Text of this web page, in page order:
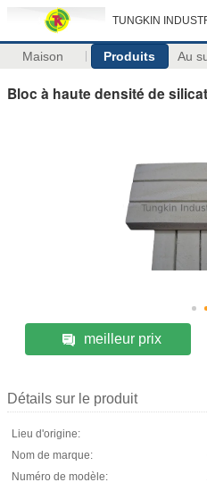
TUNGKIN
Maison Produits Au
Bloc à haute densité de
meilleur prix
Détails sur le produit
Lieu d'origine:
Nom de marque:
Numéro de modèle: